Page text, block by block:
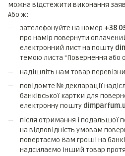
можна відстежити виконання
Або ж:
зателефонуйте на номер +38
про намір повернути
електронний лист на пошту
темою листа "Повернення або
надішліть нам товар
повідомте № декларації
банківської картки для
електронну пошту
після отримання і подальшої
на відповідність умовам
повертаємо Вам гроші на
надсилаємо інший товар